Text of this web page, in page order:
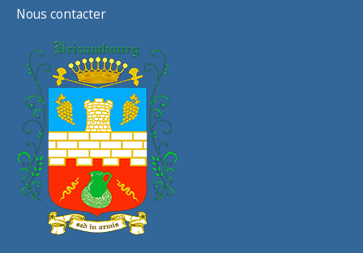
Nous contacter